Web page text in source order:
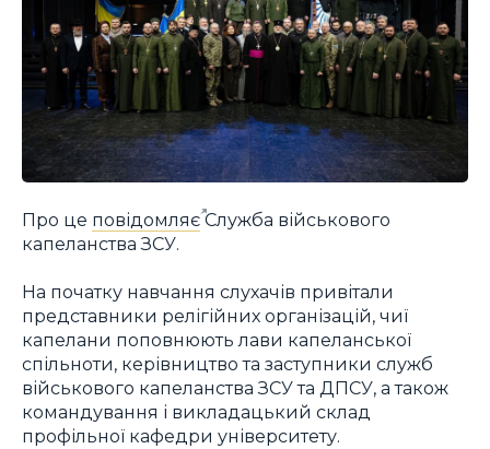
Про це повідомляєСлужба військового
капеланства ЗСУ.
На початку навчання слухачів привітали
представники релігійних організацій, чиї
капелани поповнюють лави капеланської
спільноти, керівництво та заступники служб
військового капеланства ЗСУ та ДПСУ, а також
командування і викладацький склад
профільної кафедри університету.